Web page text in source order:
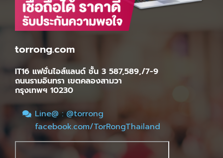
torrong.com
IT16 แฟชั่นไอส์แลนด์ ชั้น 3 587,589,/7-9
ถนนรามอินทรา เขตคลองสามวา
กรุงเทพฯ 10230
Line@ : @torrong
facebook.com/TorRongThailand